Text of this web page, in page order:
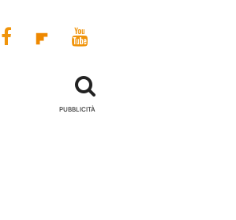
PUBBLICITÀ